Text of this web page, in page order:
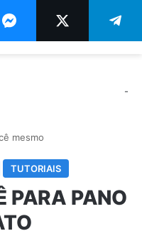
-
mesmo
TUTORIAIS
PARA PANO